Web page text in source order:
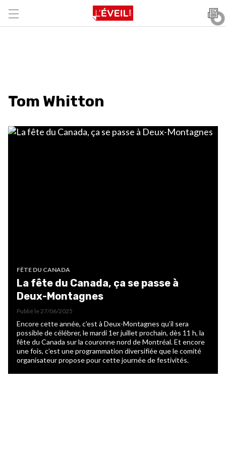
Tom Whitton
FÊTE DU CANADA
La fête du Canada, ça se passe à
Deux-Montagnes
Publié le 27/06/2025
Encore cette année, c’est à Deux-Montagnes qu’il sera
possible de célébrer, le mardi 1er juillet prochain, dès 11 h, la
fête du Canada sur la couronne nord de Montréal. Et encore
une fois, c’est une programmation diversifiée que le comité
organisateur propose pour cette journée de festivités.